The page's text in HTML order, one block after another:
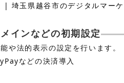
埼玉県越谷市のデジタルマーケ
インなどの初期設定
や法的表示の設定を行います。
などの決済導入